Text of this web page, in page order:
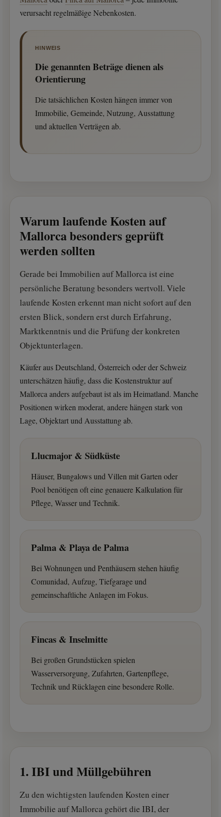
verursacht regelmäßige Nebenkosten.
HINWEIS
Die genannten Beträge dienen als
Orientierung
Die tatsächlichen Kosten hängen immer von
Immobilie, Gemeinde, Nutzung, Ausstattung
und aktuellen Verträgen ab.
Warum laufende Kosten auf
Mallorca besonders geprüft
werden sollten
Gerade bei Immobilien auf Mallorca ist eine
persönliche Beratung besonders wertvoll. Viele
laufende Kosten erkennt man nicht sofort auf den
ersten Blick, sondern erst durch Erfahrung,
Marktkenntnis und die Prüfung der konkreten
Objektunterlagen.
Käufer aus Deutschland, Österreich oder der Schweiz
unterschätzen häufig, dass die Kostenstruktur auf
Mallorca anders aufgebaut ist als im Heimatland. Manche
Positionen wirken moderat, andere hängen stark von
Lage, Objektart und Ausstattung ab.
Llucmajor & Südküste
Häuser, Bungalows und Villen mit Garten oder
Pool benötigen oft eine genauere Kalkulation für
Pflege, Wasser und Technik.
Palma & Playa de Palma
Bei Wohnungen und Penthäusern stehen häufig
Comunidad, Aufzug, Tiefgarage und
gemeinschaftliche Anlagen im Fokus.
Fincas & Inselmitte
Bei großen Grundstücken spielen
Wasserversorgung, Zufahrten, Gartenpflege,
Technik und Rücklagen eine besondere Rolle.
1. IBI und Müllgebühren
Zu den wichtigsten laufenden Kosten einer
Immobilie auf Mallorca gehört die IBI, der